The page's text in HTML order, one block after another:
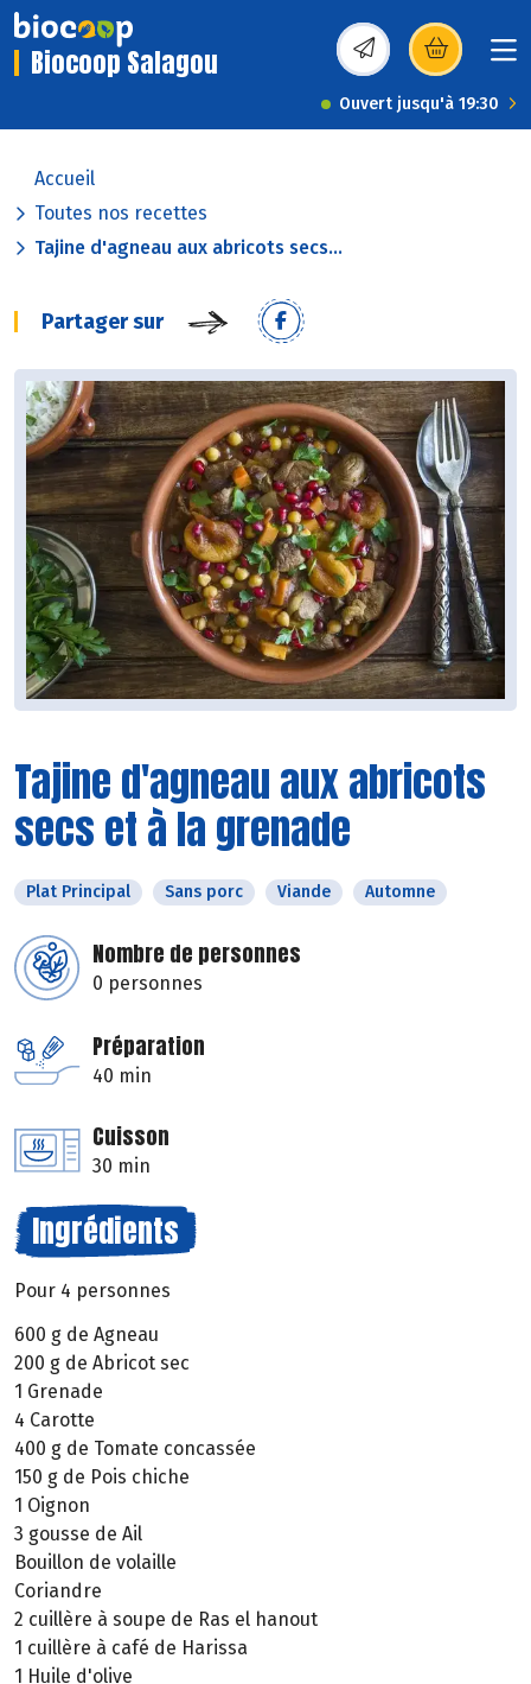
Biocoop Salagou (s’ouvre dans une
Ouvert jusqu'à 19:30
Accueil
Toutes nos recettes
Tajine d'agneau aux abricots secs...
Partager sur
Tajine d'agneau aux abricots
secs et à la grenade
Plat Principal Sans porc Viande Automne
Nombre de personnes
0 personnes
Préparation
40 min
Cuisson
30 min
Ingrédients
Pour 4 personnes
600 g de Agneau
200 g de Abricot sec
1 Grenade
4 Carotte
400 g de Tomate concassée
150 g de Pois chiche
1 Oignon
3 gousse de Ail
Bouillon de volaille
Coriandre
2 cuillère à soupe de Ras el hanout
1 cuillère à café de Harissa
1 Huile d'olive